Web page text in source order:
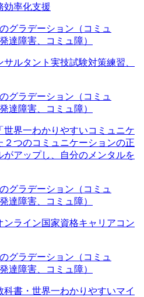
効率化支援
ルタント実技試験対策練習、
世界一わかりやすいコミュニケ
２つのコミュニケーションの正
がアップし、自分のメンタルを
ンライン国家資格キャリアコン
書・世界一わかりやすいマイ